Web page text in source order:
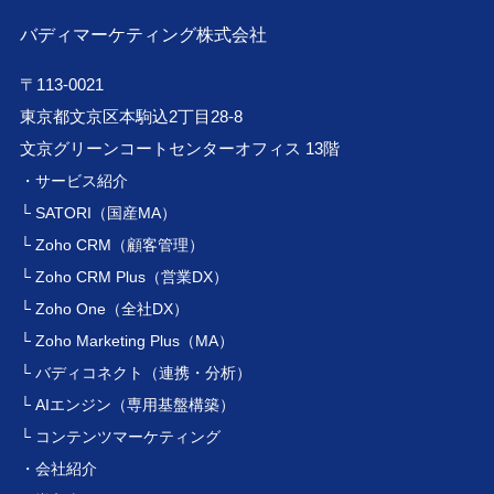
バディマーケティング株式会社
〒113-0021
東京都文京区本駒込2丁目28-8
文京グリーンコートセンターオフィス 13階
・サービス紹介
└ SATORI（国産MA）
└ Zoho CRM（顧客管理）
└ Zoho CRM Plus（営業DX）
└ Zoho One（全社DX）
└ Zoho Marketing Plus（MA）
└ バディコネクト（連携・分析）
└ AIエンジン（専用基盤構築）
└ コンテンツマーケティング
・会社紹介